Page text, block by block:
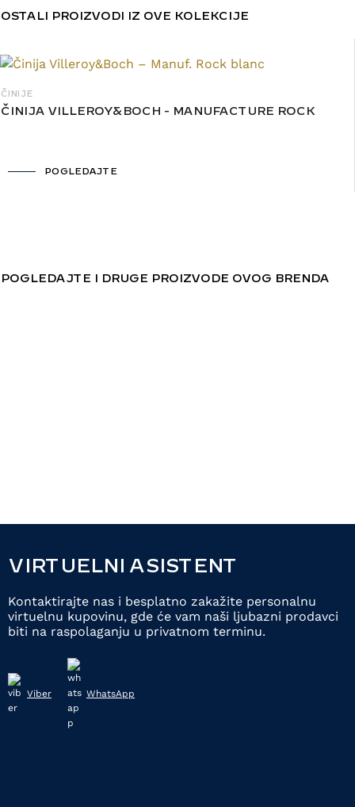
OSTALI PROIZVODI IZ OVE KOLEKCIJE
ČINIJE
ČINIJA VILLEROY&BOCH - MANUFACTURE ROCK
POGLEDAJTE
POGLEDAJTE I DRUGE PROIZVODE OVOG BRENDA
VIRTUELNI ASISTENT
Kontaktirajte nas i besplatno zakažite personalnu
virtuelnu kupovinu, gde će vam naši ljubazni prodavci
biti na raspolaganju u privatnom terminu.
Viber WhatsApp